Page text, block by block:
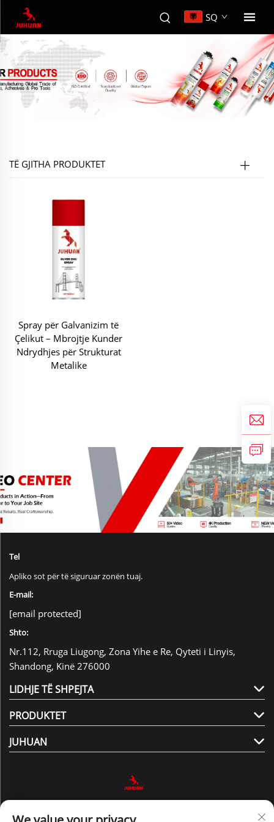
SQ
TË GJITHA PRODUKTET
Spray për Galvanizim të
Çelikut – Mbrojtje Kunder
Ndrydhjes për Strukturat
Metalike
Tel
Apliko sot për të siguruar zonën tuaj.
E-mail:
[email protected]
Shto:
Nr.112, Rruga Liugong, Zona Yihe e Re, Qyteti i Linyis,
Shandong, Kinë 276000
LIDHJE TË SHPEJTA
PRODUKTET
JUHUAN